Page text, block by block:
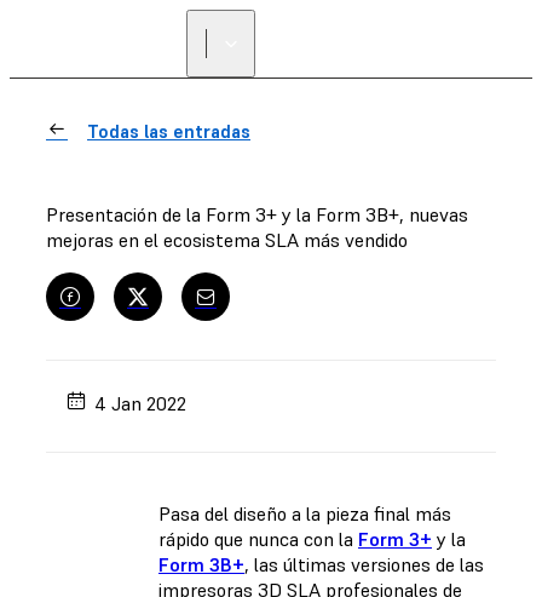
Todas las entradas
Presentación de la Form 3+ y la Form 3B+, nuevas
mejoras en el ecosistema SLA más vendido
4 Jan 2022
Pasa del diseño a la pieza final más
rápido que nunca con la Form 3+ y la
Form 3B+, las últimas versiones de las
impresoras 3D SLA profesionales de